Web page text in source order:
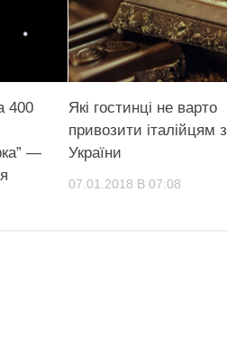
400
—
Які гостинці не варто
привозити італійцям з
України
07.01.2018 В 07:08